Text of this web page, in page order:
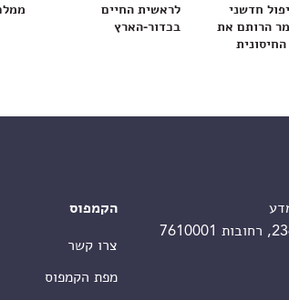
חדשני
הרותם את
לראשית החיים
בכדור-הארץ
הקמפוס
צרו קשר
מפת הקמפוס